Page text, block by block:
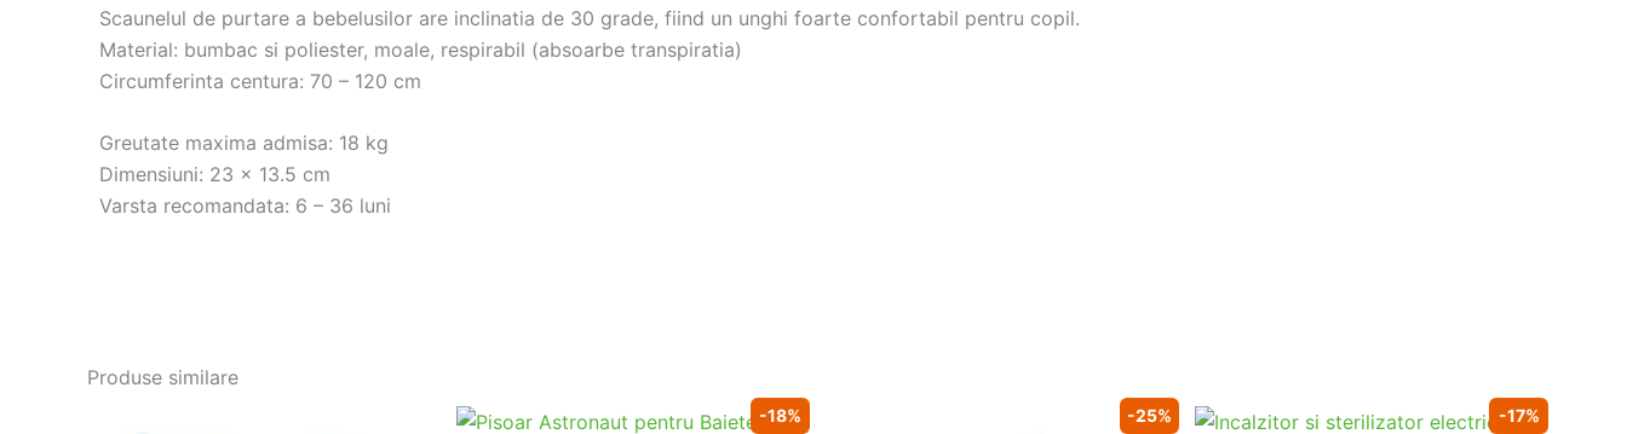
Scaunelul de purtare a bebelusilor are inclinatia de 30 grade, fiind un unghi foarte confortabil pentru copil.
Material: bumbac si poliester, moale, respirabil (absoarbe transpiratia)
Circumferinta centura: 70 – 120 cm
Greutate maxima admisa: 18 kg
Dimensiuni: 23 x 13.5 cm
Varsta recomandata: 6 – 36 luni
Produse similare
-18% -25% -17%